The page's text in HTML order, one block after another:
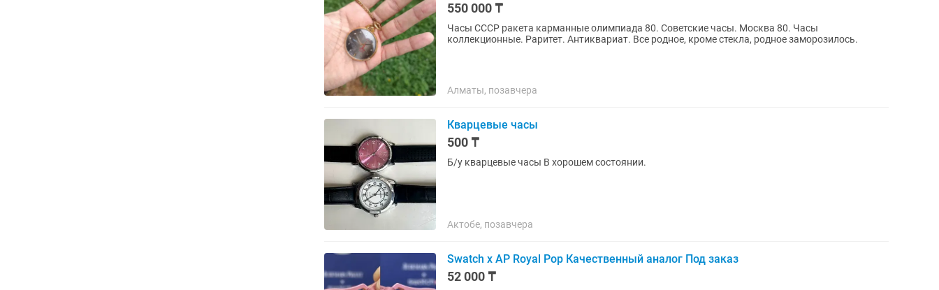
550 000 ₸
Часы СССР ракета карманные олимпиада 80. Советские часы. Москва 80. Часы
коллекционные. Раритет. Антиквариат. Все родное, кроме стекла, родное заморозилось.
Алматы, позавчера
Кварцевые часы
500 ₸
Б/у кварцевые часы В хорошем состоянии.
Актобе, позавчера
Swatch x AP Royal Pop Качественный аналог Под заказ
52 000 ₸